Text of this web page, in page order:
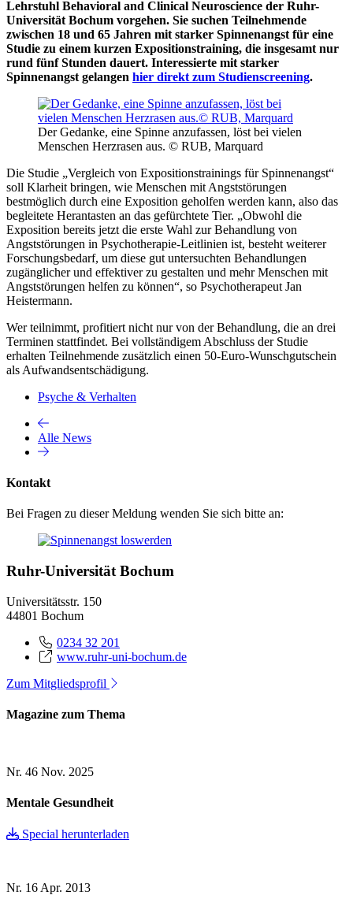
Lehrstuhl Behavioral and Clinical Neuroscience der Ruhr-
Universität Bochum vorgehen. Sie suchen Teilnehmende
zwischen 18 und 65 Jahren mit starker Spinnenangst für eine
Studie zu einem kurzen Expositionstraining, die insgesamt nur
rund fünf Stunden dauert. Interessierte mit starker
Spinnenangst gelangen hier direkt zum Studienscreening.
Der Gedanke, eine Spinne anzufassen, löst bei vielen
Menschen Herzrasen aus. © RUB, Marquard
Die Studie „Vergleich von Expositionstrainings für Spinnenangst“
soll Klarheit bringen, wie Menschen mit Angststörungen
bestmöglich durch eine Exposition geholfen werden kann, also das
begleitete Herantasten an das gefürchtete Tier. „Obwohl die
Exposition bereits jetzt die erste Wahl zur Behandlung von
Angststörungen in Psychotherapie-Leitlinien ist, besteht weiterer
Forschungsbedarf, um diese gut untersuchten Behandlungen
zugänglicher und effektiver zu gestalten und mehr Menschen mit
Angststörungen helfen zu können“, so Psychotherapeut Jan
Heistermann.
Wer teilnimmt, profitiert nicht nur von der Behandlung, die an drei
Terminen stattfindet. Bei vollständigem Abschluss der Studie
erhalten Teilnehmende zusätzlich einen 50-Euro-Wunschgutschein
als Aufwandsentschädigung.
Psyche & Verhalten
Alle News
Kontakt
Bei Fragen zu dieser Meldung wenden Sie sich bitte an:
Ruhr-Universität Bochum
Universitätsstr. 150
44801 Bochum
0234 32 201
www.ruhr-uni-bochum.de
Zum Mitgliedsprofil
Magazine zum Thema
Nr. 46 Nov. 2025
Mentale Gesundheit
Special herunterladen
Nr. 16 Apr. 2013